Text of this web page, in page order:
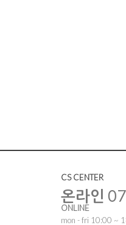
CS CENTER
온라인
ONLINE
mon - fri 10:00 ~